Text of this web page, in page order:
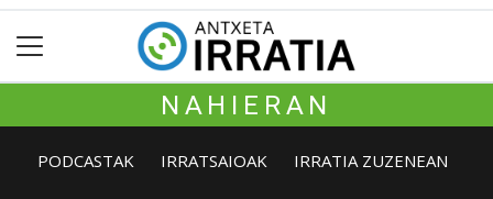
NAHIERAN
PODCASTAK IRRATSAIOAK IRRATIA ZUZENEAN